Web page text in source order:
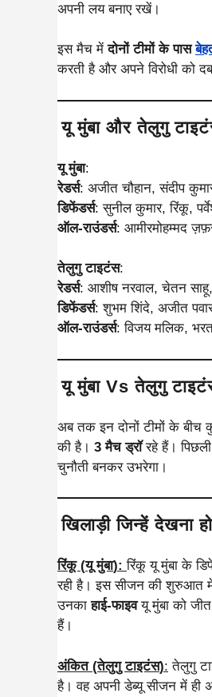
अपनी लय बनाए रखें।
इस मैच मेंदोनों टीमों के पास
करती है और अपने विरोधी को
यू मुंबा और तेलुगु
यू मुंबा:
रेडर्स: अजीत चौहान, संदीप
डिफेंडर्स: सुनील कुमार, रिंकू,
ऑल-राउंडर्स: आमीरमोहम्मद
तेलुगु टाइटंस:
रेडर्स: आशीष नरवाल, चेतन साहू,
डिफेंडर्स: शुभम शिंदे, अजीत
ऑल-राउंडर्स: विजय मलिक,
यू मुंबा Vs तेलुगु
अब तक इन दोनों टीमों के बीच
की है। 3 मैच ड्रॉरहे हैं।
चुनौती बनकर उभरेगा।
खिलाड़ी जिन्हें देखना
रिंकू (यू मुंबा):रिंकू यू मुंबा के
रही है। इस सीजन की शुरुआत
उनकाहाई-फाइवयू मुंबा को
हैं।
अंकित (तेलुगु टाइटंस): तेलुगु
है। वह अपनी डेब्यू सीजन में ही